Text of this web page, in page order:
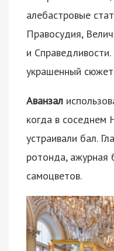
алебастровые
Правосудия,
и
украшенный
Аванзал
когда в соседнем
устраивали бал.
ротонда, ажурная
самоцветов.